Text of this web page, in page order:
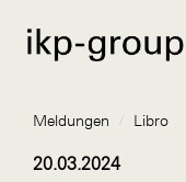
Meldungen / Libro
20.03.2024